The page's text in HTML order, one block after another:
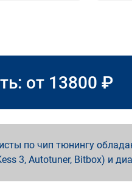
от 13800 ₽
по чип тюнингу
3, Autotuner, Bitbox) и